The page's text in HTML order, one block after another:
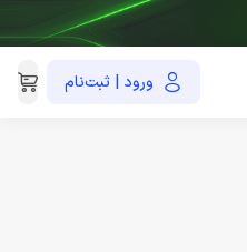
ورود | ثبت‌نام021-91035390